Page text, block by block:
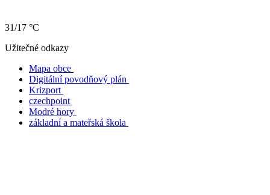
31/17 °C
Užitečné odkazy
Mapa obce
Digitální povodňový plán
Krizport
czechpoint
Modré hory
základní a mateřská škola